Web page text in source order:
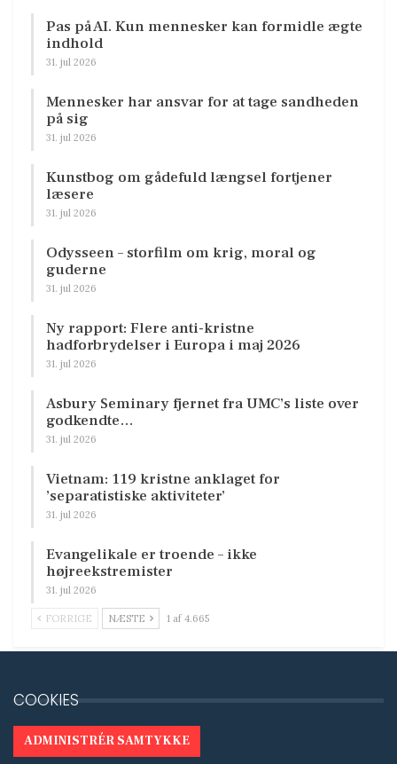
Pas på AI. Kun mennesker kan formidle ægte
indhold
31. jul 2026
Mennesker har ansvar for at tage sandheden
på sig
31. jul 2026
Kunstbog om gådefuld længsel fortjener
læsere
31. jul 2026
Odysseen – storfilm om krig, moral og
guderne
31. jul 2026
Ny rapport: Flere anti-kristne
hadforbrydelser i Europa i maj 2026
31. jul 2026
Asbury Seminary fjernet fra UMC’s liste over
godkendte…
31. jul 2026
Vietnam: 119 kristne anklaget for
’separatistiske aktiviteter’
31. jul 2026
Evangelikale er troende – ikke
højreekstremister
31. jul 2026
FORRIGE NÆSTE 1 af 4.665
COOKIES
ADMINISTRÉR SAMTYKKE